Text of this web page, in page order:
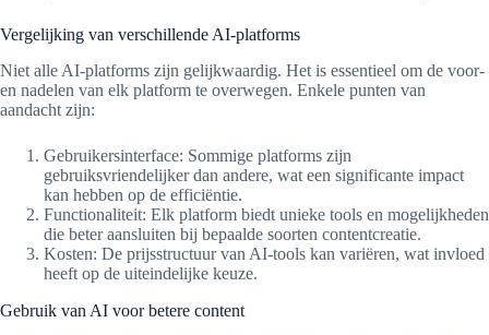
Vergelijking van verschillende AI-platforms
Niet alle AI-platforms zijn gelijkwaardig. Het is essentieel om de voor-
en nadelen van elk platform te overwegen. Enkele punten van
aandacht zijn:
Gebruikersinterface: Sommige platforms zijn
gebruiksvriendelijker dan andere, wat een significante impact
kan hebben op de efficiëntie.
Functionaliteit: Elk platform biedt unieke tools en mogelijkheden
die beter aansluiten bij bepaalde soorten contentcreatie.
Kosten: De prijsstructuur van AI-tools kan variëren, wat invloed
heeft op de uiteindelijke keuze.
Gebruik van AI voor betere content